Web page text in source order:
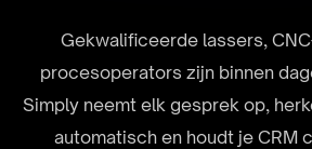
Gekwalificeerde lassers,
procesoperators zijn binnen
Simply neemt elk gesprek op,
automatisch en houdt je CRM